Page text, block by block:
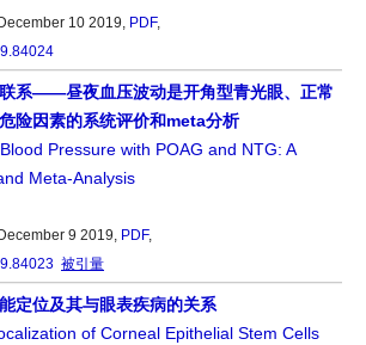
10 2019, PDF,
系——昼夜血压波动是开角型青光眼、正常
险因素的系统评价和meta分析
Pressure with POAG and NTG: A
Meta-Analysis
9 2019, PDF,
被引量
定位及其与眼表疾病的关系
of Corneal Epithelial Stem Cells